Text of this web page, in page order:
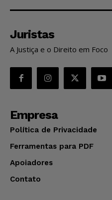
Juristas
A Justiça e o Direito em Foco
Empresa
Política de Privacidade
Ferramentas para PDF
Apoiadores
Contato